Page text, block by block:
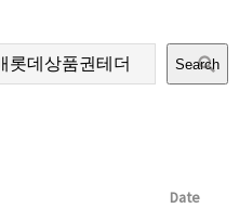
Search
Date